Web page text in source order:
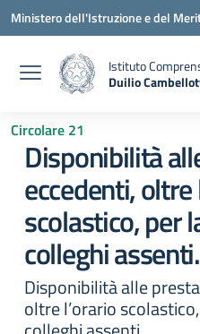
Vai ai contenuti
Vai al menu di navigazione
Vai al footer
Ministero dell'Istruzione e del
Istituto
Duilio
Circolare 21
Disponibilità
eccedenti, oltre
scolastico, per
colleghi assenti.
Disponibilità alle
oltre l’orario